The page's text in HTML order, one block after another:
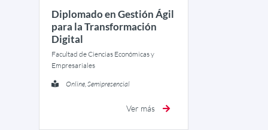
Diplomado en Gestión Ágil
para la Transformación
Digital
Facultad de Ciencias Económicas y
Empresariales
Online, Semipresencial
Ver más